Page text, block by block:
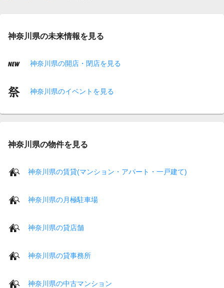
神奈川県の未来情報を見る
神奈川県の開店・閉店を見る
神奈川県のイベントを見る
神奈川県の物件を見る
神奈川県の賃貸(マンション・アパート・一戸建て)
神奈川県の月極駐車場
神奈川県の貸店舗
神奈川県の貸事務所
神奈川県の中古マンション